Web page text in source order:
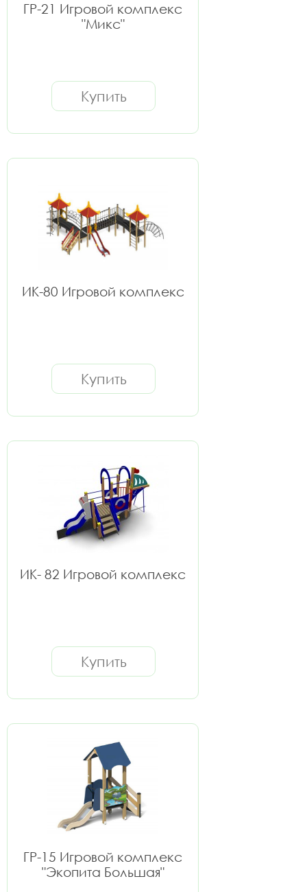
ГР-21 Игровой комплекс
"Микс"
Купить
ИК-80 Игровой комплекс
Купить
ИК- 82 Игровой комплекс
Купить
ГР-15 Игровой комплекс
"Экопита Большая"